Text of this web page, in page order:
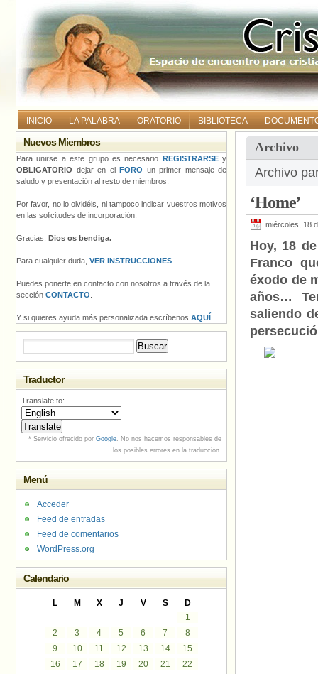
INICIO LA PALABRA ORATORIO BIBLIOTECA
Archivo
Archivo
‘Home’
miércoles, 18
Hoy, 18
Franco
éxodo de
años…
saliendo
Nuevos Miembros
Para unirse a este grupo es necesario REGISTRARSEy
OBLIGATORIO dejar en el FORO un primer mensaje de
saludo y presentación al resto de miembros.
Por favor, no lo olvidéis, ni tampoco indicar vuestros motivos
en las solicitudes de incorporación.
Gracias. Dios os bendiga.
Para cualquier duda, VER INSTRUCCIONES
Puedes ponerte en contacto con nosotros a través de la
sección CONTACTO
Y si quieres ayuda más personalizada escríbenos AQUÍ
Traductor
Translate to:
* Servicio ofrecido por Google. No nos hacemos responsables de
los posibles errores en la traducción.
Menú
Acceder
Feed de entradas
Feed de comentarios
WordPress.org
Calendario
L M X J V S
D
1
2
3 4 5 6 7
8
9
10 11 12 13 14
15
16
17 18 19 20 21
22